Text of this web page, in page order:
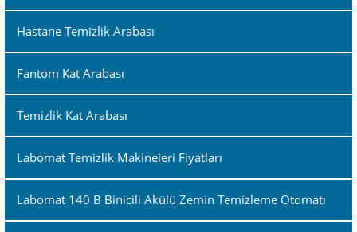
Hastane Temizlik Arabası
Fantom Kat Arabası
Temizlik Kat Arabası
Labomat Temizlik Makineleri Fiyatları
Labomat 140 B Binicili Akülü Zemin Temizleme Otomatı